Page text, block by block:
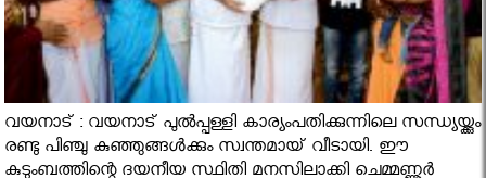
വയനാട് : വയനാട് പുൽപ്പള്ളി കാര്യംപതിക്കുന്നിലെ സന്ധ്യയ്ക്കും
രണ്ടു പിഞ്ചു കുഞ്ഞുങ്ങൾക്കും സ്വന്തമായ് വീടായി. ഈ